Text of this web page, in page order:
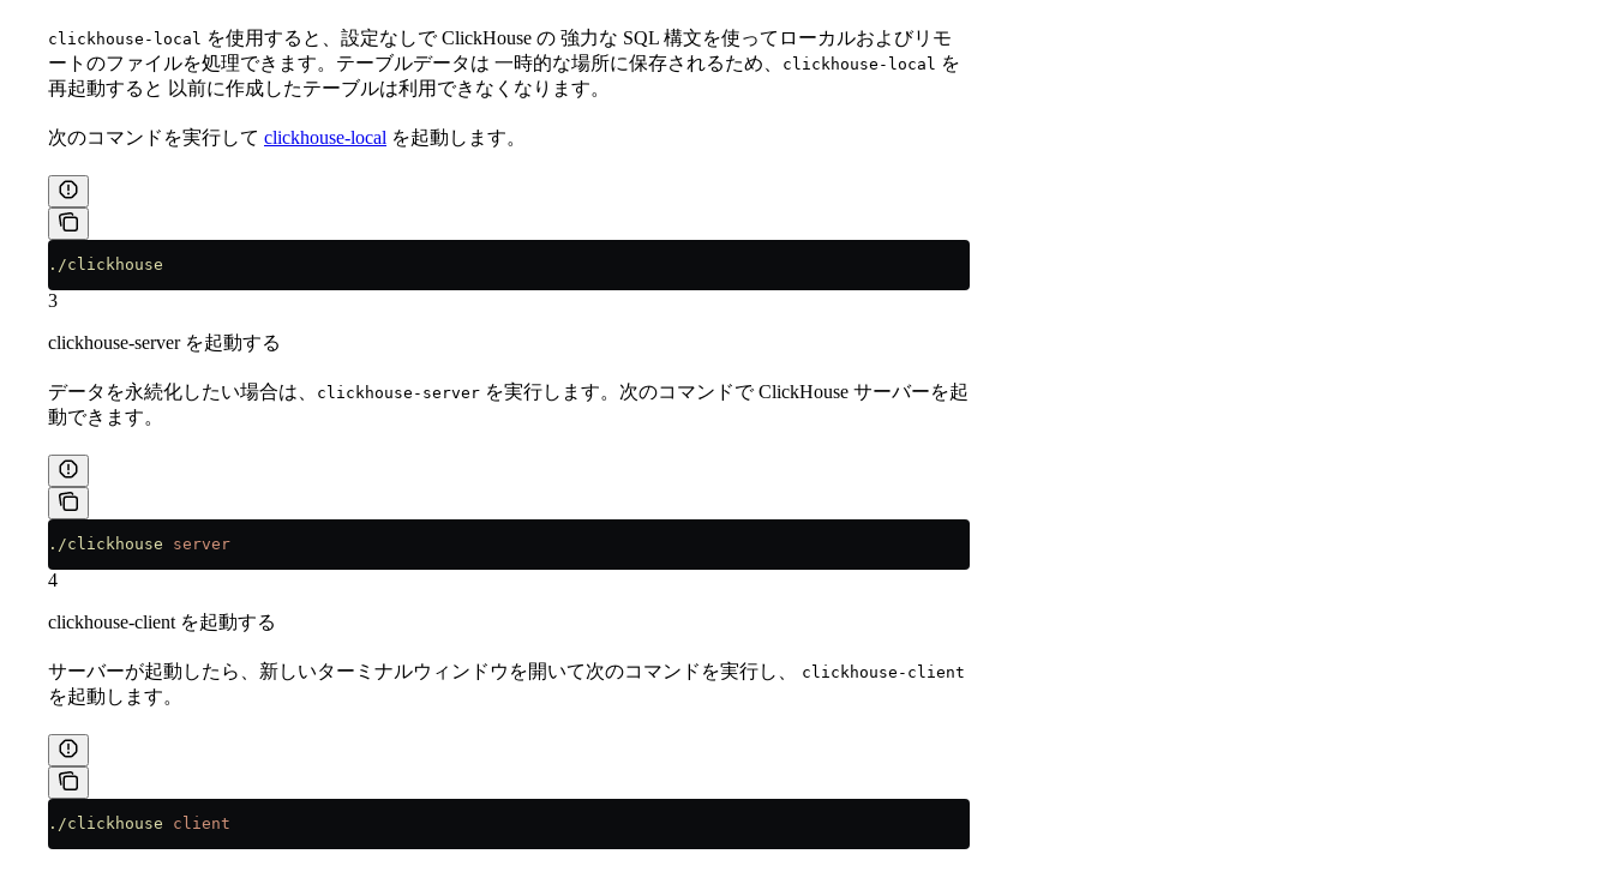
clickhouse-local を使用すると、設定なしで ClickHouse の 強力な SQL 構文を使ってローカルおよびリモ
ートのファイルを処理できます。テーブルデータは 一時的な場所に保存されるため、
clickhouse-local を
再起動すると 以前に作成したテーブルは利用できなくなります。
次のコマンドを実行して clickhouse-local を起動します。
./clickhouse
3
clickhouse-server を起動する
データを永続化したい場合は、 clickhouse-server を実行します。次のコマンドで ClickHouse サーバーを起
動できます。
./clickhouse server
4
clickhouse-client を起動する
サーバーが起動したら、新しいターミナルウィンドウを開いて次のコマンドを実行し、 clickhouse-client
を起動します。
./clickhouse client